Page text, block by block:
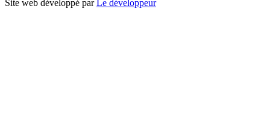
Site web développé parLe développeur